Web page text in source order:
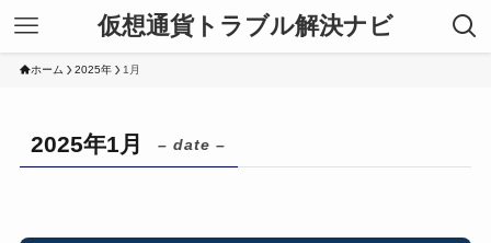
仮想通貨トラブル解決ナビ
ホーム 2025年 1月
2025年1月 – date –